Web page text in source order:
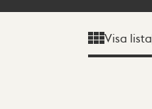
Visa lista